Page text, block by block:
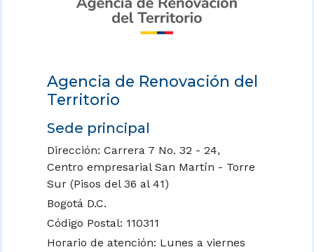
Agencia de Renovación del
Territorio
Sede principal
Dirección: Carrera 7 No. 32 - 24,
Centro empresarial San Martín - Torre
Sur (Pisos del 36 al 41)
Bogotá D.C.
Código Postal: 110311
Horario de atención: Lunes a viernes